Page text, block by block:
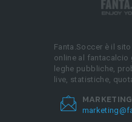
Fanta.Soccer è il
online al fantacalcio
leghe pubbliche,
live, statistiche,